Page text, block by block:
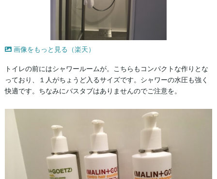
画像をもっと見る（楽天）
トイレの前にはシャワールームが。こちらもコンパクトな作りとな
っており、１人がちょうど入るサイズです。シャワーの水圧も強く
快適です。ちなみにバスタブはありませんのでご注意を。